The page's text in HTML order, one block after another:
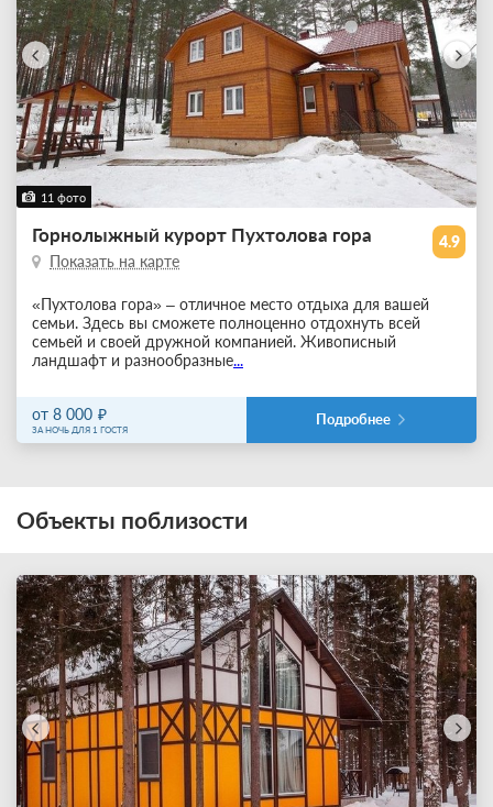
11 фото
4.9
Горнолыжный курорт Пухтолова гора
Показать на карте
«Пухтолова гора» – отличное место отдыха для вашей
семьи. Здесь вы сможете полноценно отдохнуть всей
семьей и своей дружной компанией. Живописный
ландшафт и разнообразные...
от 8 000
ЗА НОЧЬ ДЛЯ 1 ГОСТЯ
Подробнее
Объекты поблизости